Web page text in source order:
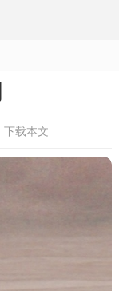
下载本文